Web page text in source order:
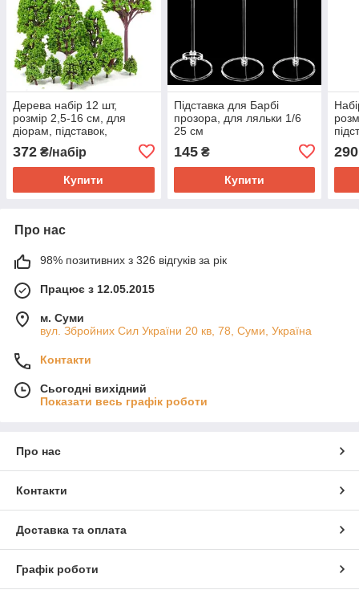
Дерева набір 12 шт,
розмір 2,5-16 см, для
діорам, підставок,
мініатюр, макетів залізниці
чи архітектури
372 ₴/набір
Купити
Підставка для Барбі
прозора, для ляльки 1/6
25 см
145₴
Купити
290
Про нас
98% позитивних з 326 відгуків за рік
Працює з 12.05.2015
м. Суми
вул. Збройних Сил України 20 кв, 78, Суми, Україна
Контакти
Сьогодні вихідний
Показати весь графік роботи
Про нас
Контакти
Доставка та оплата
Графік роботи